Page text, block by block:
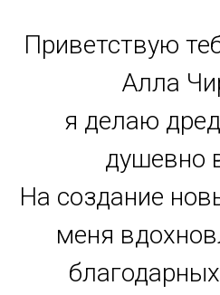
Приветствую
Алла
я делаю
душевно
На создание
меня